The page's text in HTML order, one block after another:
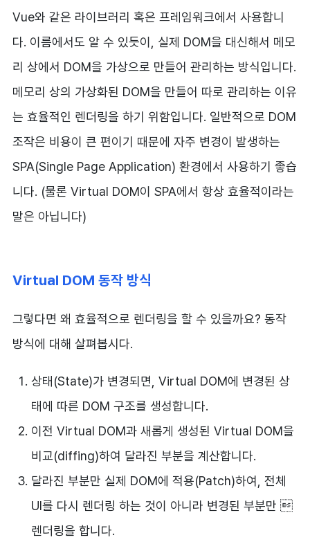
Vue와 같은 라이브러리 혹은 프레임워크에서 사용합니
다. 이름에서도 알 수 있듯이, 실제 DOM을 대신해서 메모
리 상에서 DOM을 가상으로 만들어 관리하는 방식입니다.
메모리 상의 가상화된 DOM을 만들어 따로 관리하는 이유
는 효율적인 렌더링을 하기 위함입니다. 일반적으로 DOM
조작은 비용이 큰 편이기 때문에 자주 변경이 발생하는
SPA(Single Page Application) 환경에서 사용하기 좋습
니다. (물론 Virtual DOM이 SPA에서 항상 효율적이라는
말은 아닙니다)
Virtual DOM 동작 방식
그렇다면 왜 효율적으로 렌더링을 할 수 있을까요? 동작
방식에 대해 살펴봅시다.
상태(State)가 변경되면, Virtual DOM에 변경된 상
태에 따른 DOM 구조를 생성합니다.
이전 Virtual DOM과 새롭게 생성된 Virtual DOM을
비교(diffing)하여 달라진 부분을 계산합니다.
달라진 부분만 실제 DOM에 적용(Patch)하여, 전체
UI를 다시 렌더링 하는 것이 아니라 변경된 부분만 
렌더링을 합니다.